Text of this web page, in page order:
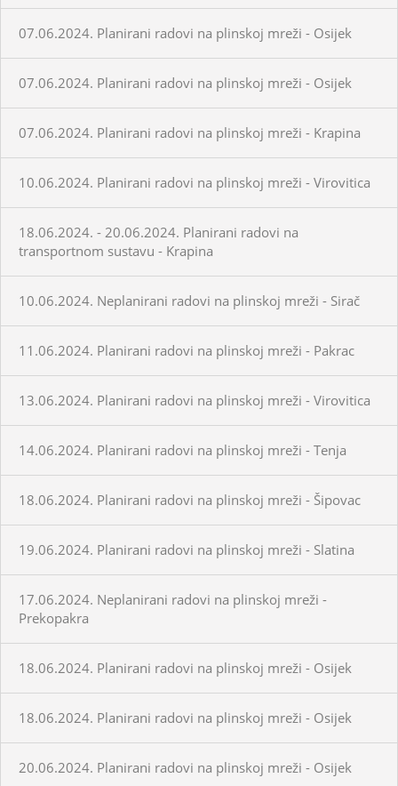
07.06.2024. Planirani radovi na plinskoj mreži - Osijek
07.06.2024. Planirani radovi na plinskoj mreži - Osijek
07.06.2024. Planirani radovi na plinskoj mreži - Krapina
10.06.2024. Planirani radovi na plinskoj mreži - Virovitica
18.06.2024. - 20.06.2024. Planirani radovi na
transportnom sustavu - Krapina
10.06.2024. Neplanirani radovi na plinskoj mreži - Sirač
11.06.2024. Planirani radovi na plinskoj mreži - Pakrac
13.06.2024. Planirani radovi na plinskoj mreži - Virovitica
14.06.2024. Planirani radovi na plinskoj mreži - Tenja
18.06.2024. Planirani radovi na plinskoj mreži - Šipovac
19.06.2024. Planirani radovi na plinskoj mreži - Slatina
17.06.2024. Neplanirani radovi na plinskoj mreži -
Prekopakra
18.06.2024. Planirani radovi na plinskoj mreži - Osijek
18.06.2024. Planirani radovi na plinskoj mreži - Osijek
20.06.2024. Planirani radovi na plinskoj mreži - Osijek